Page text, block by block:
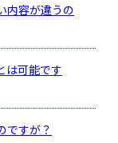
内容が違うの
は可能です
ですが？